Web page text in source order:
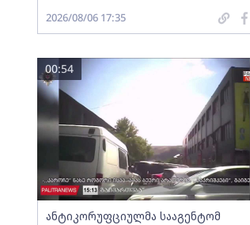
2026/08/06 17:35
ანტიკორუფციულმა სააგენტომ
00:54